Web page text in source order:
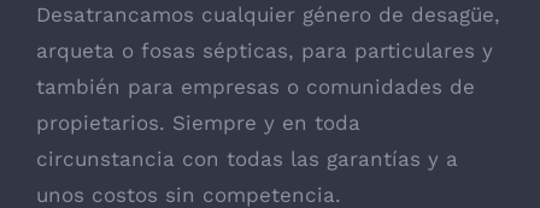
Desatrancamos cualquier género de desagüe,
arqueta o fosas sépticas, para particulares y
también para empresas o comunidades de
propietarios. Siempre y en toda
circunstancia con todas las garantías y a
unos costos sin competencia.